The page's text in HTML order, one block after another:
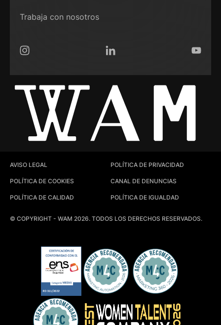
Trabaja con nosotros
Instagram LinkedIn
© COPYRIGHT - WAM 2026. TODOS LOS DERECHOS RESERVADOS.
AVISO LEGAL POLÍTICA DE PRIVACIDAD
POLÍTICA DE COOKIES CANAL DE DENUNCIAS
POLÍTICA DE CALIDAD POLÍTICA DE IGUALDAD